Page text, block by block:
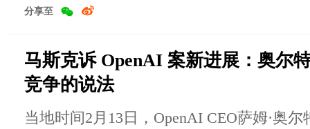
分享至
马斯克诉 OpenAI 案新进展：奥尔
竞争的说法
当地时间2月13日，OpenAI CEO萨姆·奥